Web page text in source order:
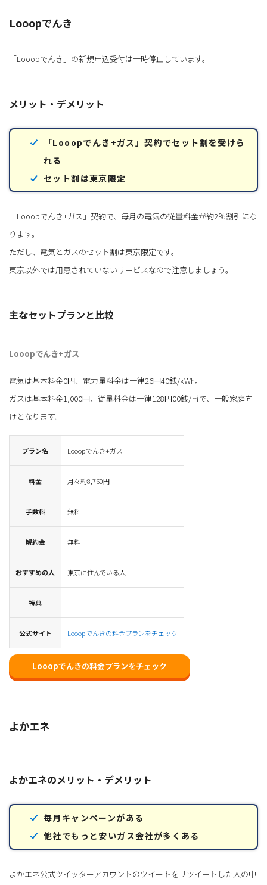
Looopでんき
「Looopでんき」の新規申込受付は一時停止しています。
メリット・デメリット
「Looopでんき+ガス」契約でセット割を受けら
れる
セット割は東京限定
「Looopでんき+ガス」契約で、毎月の電気の従量料金が約2％割引にな
ります。
ただし、電気とガスのセット割は東京限定です。
東京以外では用意されていないサービスなので注意しましょう。
主なセットプランと比較
Looopでんき+ガス
電気は基本料金0円、電力量料金は一律26円40銭/kWh。
ガスは基本料金1,000円、従量料金は一律128円00銭/㎥で、一般家庭向
けとなります。
プラン名 Looopでんき+ガス
料金 月々約8,760円
手数料 無料
解約金 無料
おすすめの人 東京に住んでいる人
特典
公式サイト Looopでんきの料金プランをチェック
Looopでんきの料金プランをチェック
よかエネ
よかエネのメリット・デメリット
毎月キャンペーンがある
他社でもっと安いガス会社が多くある
よかエネ公式ツイッターアカウントのツイートをリツイートした人の中